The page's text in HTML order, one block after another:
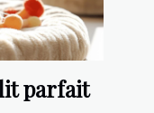
parfait